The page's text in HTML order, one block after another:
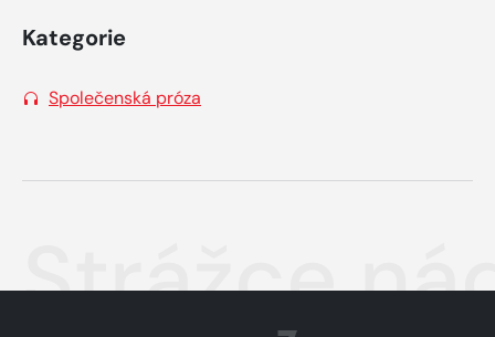
Kategorie
Společenská próza
Strážce